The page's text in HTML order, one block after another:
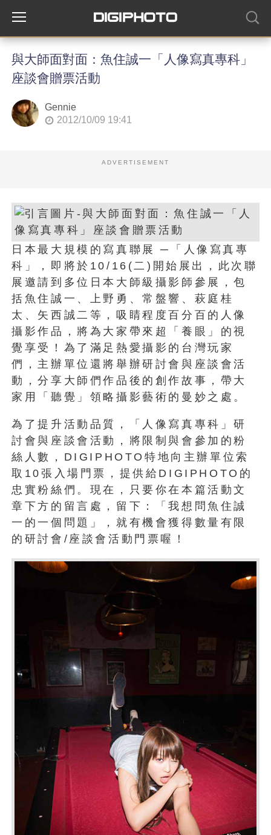
與大師面對面：魚住誠一「人像寫真專科」
座談會贈票活動
Gennie
2012/10/09 19:41
ADVERTISEMENT
日本最大規模的寫真聯展 ─「人像寫真專
科」，即將於10/16(二)開始展出，此次聯
展邀請到多位日本大師級攝影師參展，包
括魚住誠一、上野勇、常盤響、萩庭桂
太、矢西誠二等，吸睛程度百分百的人像
攝影作品，將為大家帶來超「養眼」的視
覺享受！為了滿足熱愛攝影的台灣玩家
們，主辦單位還將舉辦研討會與座談會活
動，分享大師們作品後的創作故事，帶大
家用「聽覺」領略攝影藝術的曼妙之處。
為了提升活動品質，「人像寫真專科」研
討會與座談會活動，將限制與會參加的粉
絲人數，DIGIPHOTO特地向主辦單位索
取10張入場門票，提供給DIGIPHOTO的
忠實粉絲們。現在，只要你在本篇活動文
章下方的留言處，留下：「我想問魚住誠
一的一個問題」，就有機會獲得數量有限
的研討會/座談會活動門票喔！